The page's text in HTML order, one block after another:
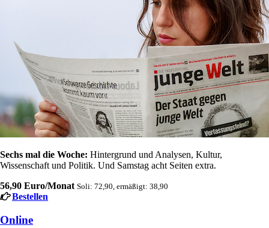
Sechs mal die Woche: Hintergrund und Analysen, Kultur,
Wissenschaft und Politik. Und Samstag acht Seiten extra.
56,90 Euro/Monat Soli: 72,90, ermäßigt: 38,90
Bestellen
Online